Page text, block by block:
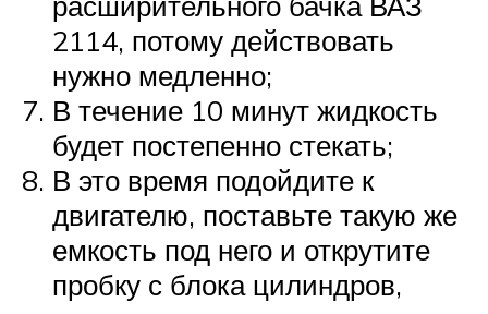
2114, потому действовать
нужно медленно;
В течение 10 минут жидкость
будет постепенно стекать;
В это время подойдите к
двигателю, поставьте такую же
емкость под него и открутите
пробку с блока цилиндров,